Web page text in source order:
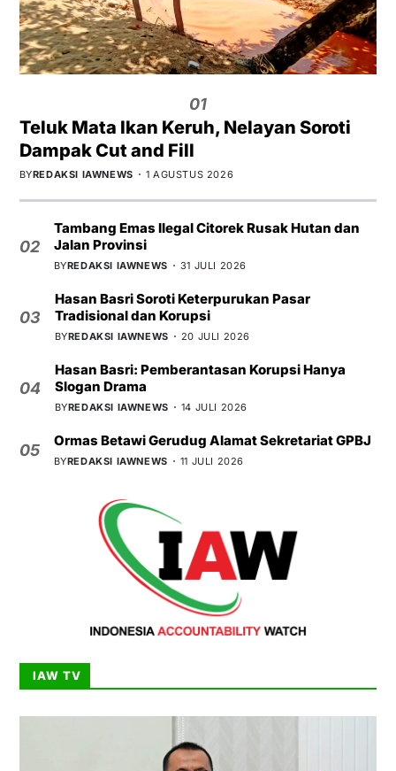
01
Teluk Mata Ikan Keruh, Nelayan Soroti
Dampak Cut and Fill
BYREDAKSI IAWNEWS 1 AGUSTUS 2026
02
Tambang Emas Ilegal Citorek Rusak Hutan dan
Jalan Provinsi
BYREDAKSI IAWNEWS 31 JULI 2026
03
Hasan Basri Soroti Keterpurukan Pasar
Tradisional dan Korupsi
BYREDAKSI IAWNEWS 20 JULI 2026
04
Hasan Basri: Pemberantasan Korupsi Hanya
Slogan Drama
BYREDAKSI IAWNEWS 14 JULI 2026
05
Ormas Betawi Gerudug Alamat Sekretariat GPBJ
BYREDAKSI IAWNEWS 11 JULI 2026
IAW TV